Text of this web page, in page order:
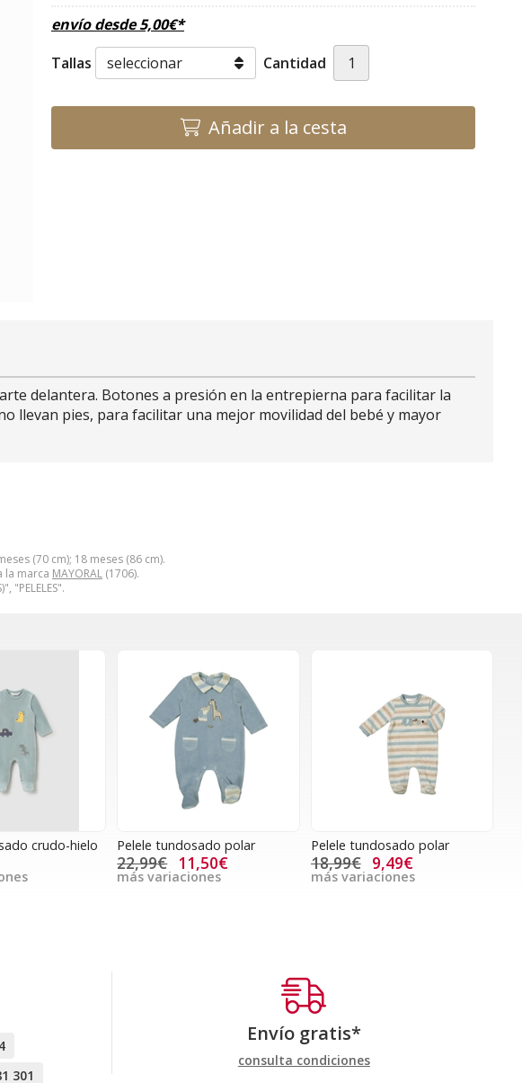
envío desde5,00€*
Tallas
Cantidad
Añadir a la cesta
(70 cm); 18 meses (86 cm).
la marca MAYORAL (1706).
"PELELES".
delantera. Botones a presión en la entrepierna para facilitar la
llevan pies, para facilitar una mejor movilidad del bebé y mayor
crudo-hielo Pelele tundosado polar
22,99€ 11,50€
más variaciones
Pelele tundosado polar
18,99€ 9,49€
más variaciones
301
Envío gratis*
consulta condiciones